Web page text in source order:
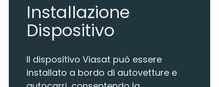
Installazione
Dispositivo
Il dispositivo Viasat può essere
installato a bordo di autovetture e